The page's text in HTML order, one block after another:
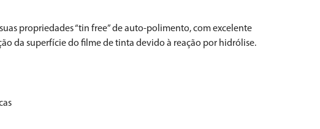
propriedades “tin free” de auto-polimento, com excelente
da superfície do filme de tinta devido à reação por hidrólise.